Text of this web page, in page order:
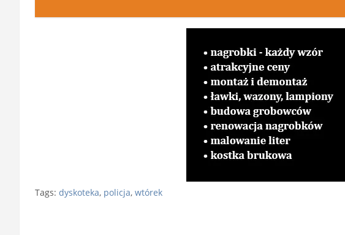
Tags: dyskoteka, policja, wtórek